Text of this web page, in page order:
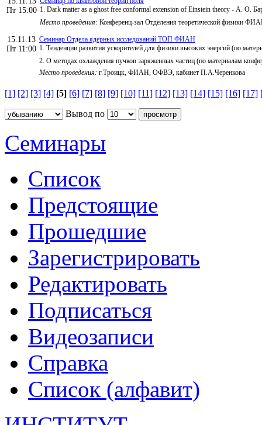
Пт 15:00 1. Dark matter as a ghost free conformal extension of Einstein theory - А. О.
Место проведения: Конференц-зал Отделения теоретической физики
15.11.13
Пт 11:00
Семинар Отдела ядерных исследований ТОП ФИАН
1. Тенденции развития ускорителей для физики высоких энергий (по
2. О методах охлаждения пучков заряженных частиц (по материалам
Место проведения: г.Троицк, ФИАН, ОФВЭ, кабинет П.А.Черенкова
[1] [2] [3] [4] [5] [6] [7] [8] [9] [10] [11] [12] [13] [14] [15] [16] [17]
Вывод по
Семинары
Список
Предстоящие
Прошедшие
Зарегистрировать
Редактировать
Подписаться
Видеозаписи
Справка
Список (алфавит)